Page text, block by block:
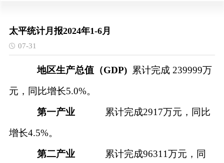
太平统计月报2024年1-6月
07-31
地区生产总值（GDP) 累计完成 239999万
元，同比增长5.0%。
第一产业
累计完成2917万元，同比
增长4.5%。
第二产业
累计完成96311万元，同